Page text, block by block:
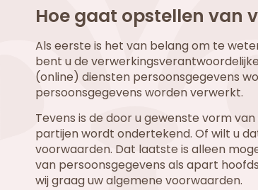
Hoe gaat opstellen van
Als eerste is het van belang om te
bent u de
(online) diensten persoonsgegevens
persoonsgegevens worden verwerkt.
Tevens is de door u gewenste vorm
partijen wordt ondertekend. Of wilt u
voorwaarden. Dat laatste is alleen
van persoonsgegevens als apart
wij graag uw algemene voorwaarden.